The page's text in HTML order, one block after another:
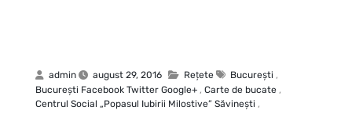
admin august 29, 2016 Rețete Bucureşti ,
Bucureşti Facebook Twitter Google+ , Carte de bucate ,
Centrul Social „Popasul Iubirii Milostive” Săvineşti ,